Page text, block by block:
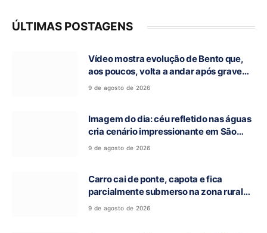
ÚLTIMAS POSTAGENS
Vídeo mostra evolução de Bento que,
aos poucos, volta a andar após grave
acidente na GO-118, em Campos Belos-
9 de agosto de 2026
Imagem do dia: céu refletido nas águas
cria cenário impressionante em São
Domingos-GO
9 de agosto de 2026
Carro cai de ponte, capota e fica
parcialmente submerso na zona rural
de Nova Roma-GO
9 de agosto de 2026